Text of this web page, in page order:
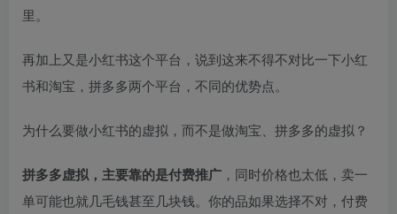
里。
再加上又是小红书这个平台，说到这来不得不对比一下小红
书和淘宝，拼多多两个平台，不同的优势点。
为什么要做小红书的虚拟，而不是做淘宝、拼多多的虚拟？
拼多多虚拟，主要靠的是付费推广 ，同时价格也太低，卖一
单可能也就几毛钱甚至几块钱。你的品如果选择不对，付费